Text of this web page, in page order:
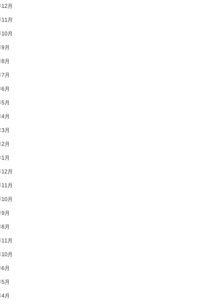
月
月
月
月
月
月
月
月
月
月
月
月
月
月
月
月
月
月
月
月
月
月